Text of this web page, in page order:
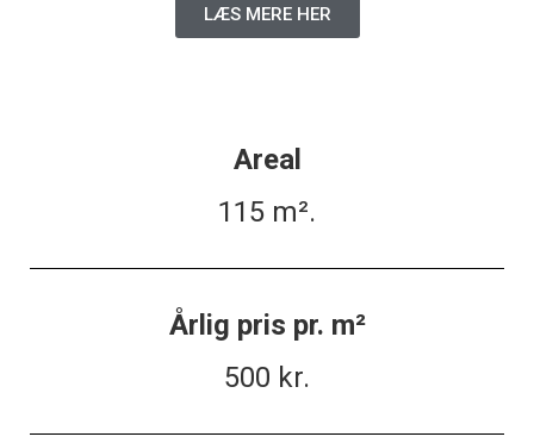
LÆS MERE HER
Areal
115 m².
Årlig pris pr. m²
500 kr.